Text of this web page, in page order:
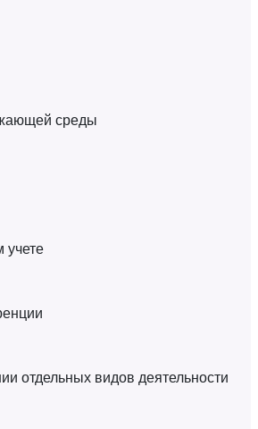
среды
учете
отдельных видов деятельности